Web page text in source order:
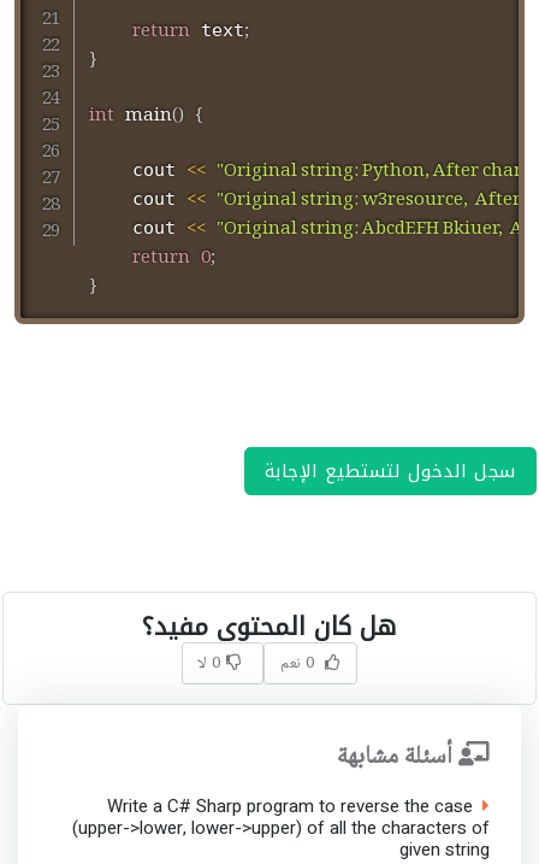
return text;
}
int main() {
	cout
<< "Original string: Python, After
	cout
<< "Original string: w3resource,  After
	cout
<< "Original string: AbcdEFH Bkiuer,
return 0;
}
سجل الدخول لتستطيع الإجابة
هل كان المحتوى مفيد؟
0 نعم 0 لا
أسئلة مشابهة
Write a C# Sharp program to reverse the case
(upper->lower, lower->upper) of all the characters of
given string